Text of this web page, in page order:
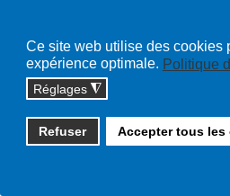
Ce site web utilise des cookies
expérience optimale. Politique
Réglages ◮
Refuser Accepter tous les
Plan du site